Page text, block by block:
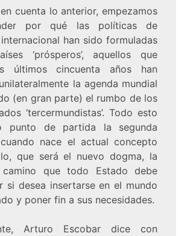
cuenta lo anterior, empezamos
por qué las políticas de
han sido formuladas
‘prósperos’, aquellos que
últimos cincuenta años han
la agenda mundial
(en gran parte) el rumbo de los
‘tercermundistas’. Todo esto
punto de partida la segunda
nace el actual concepto
que será el nuevo dogma, la
que todo Estado debe
si desea insertarse en el mundo
y poner fin a sus necesidades.
Arturo Escobar dice con